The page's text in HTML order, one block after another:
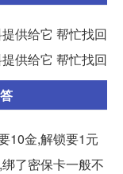
供给它 帮忙找回
供给它 帮忙找回
10金,解锁要1元
了密保卡一般不